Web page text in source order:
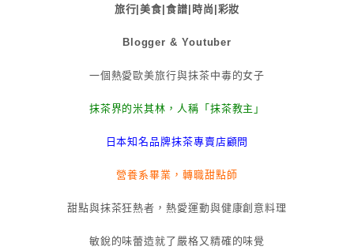
旅行|美食|食譜|時尚|彩妝
Blogger & Youtuber
一個熱愛歐美旅行與抹茶中毒的女子
抹茶界的米其林，人稱「抹茶教主」
日本知名品牌抹茶專賣店顧問
營養系畢業，轉職甜點師
甜點與抹茶狂熱者，熱愛運動與健康創意料理
敏銳的味蕾造就了嚴格又精確的味覺